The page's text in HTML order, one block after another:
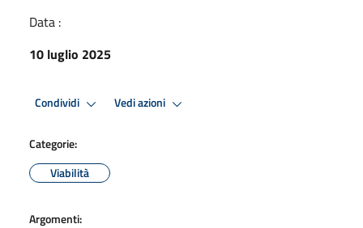
Data :
10 luglio 2025
Condividi Vedi azioni
Categorie:
Viabilità
Argomenti: